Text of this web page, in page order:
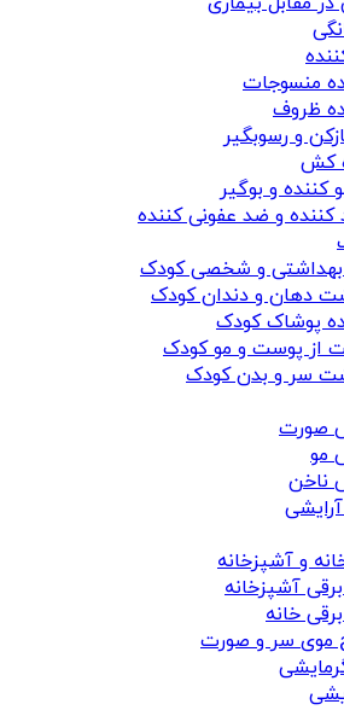
منسوجات
ظروف
و رسوبگیر
کش
کننده و بوگیر
و ضد عفونی کننده
بهداشتی و شخصی کودک
دهان و دندان کودک
پوشاک کودک
از پوست و مو کودک
سر و بدن کودک
صورت
مو
ناخن
و آشپزخانه
برقی آشپزخانه
خانه
موی سر و صورت